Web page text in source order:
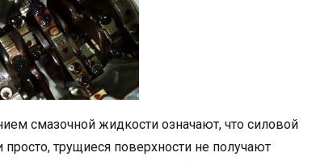
смазочной жидкости означают, что силовой
трущиеся поверхности не получают